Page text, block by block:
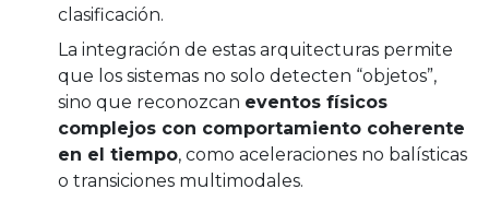
clasificación.
La integración de estas arquitecturas permite
que los sistemas no solo detecten “objetos”,
sino que reconozcan eventos físicos
complejos con comportamiento coherente
en el tiempo, como aceleraciones no balísticas
o transiciones multimodales.